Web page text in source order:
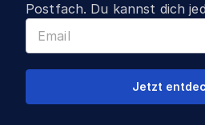
Postfach. Du kannst dich
Jetzt